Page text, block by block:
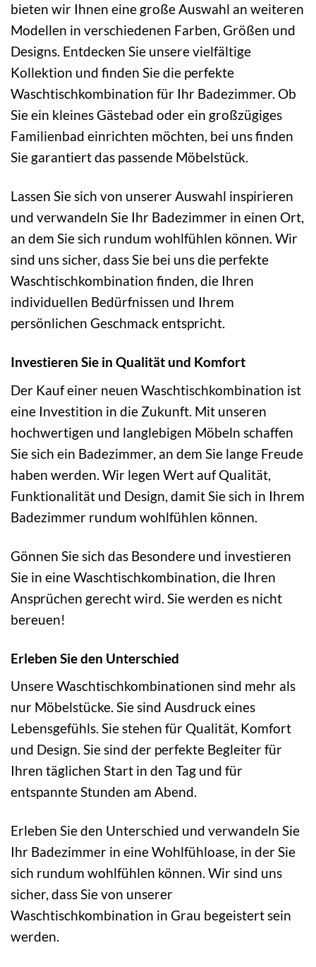
bieten wir Ihnen eine große Auswahl an weiteren
Modellen in verschiedenen Farben, Größen und
Designs. Entdecken Sie unsere vielfältige
Kollektion und finden Sie die perfekte
Waschtischkombination für Ihr Badezimmer. Ob
Sie ein kleines Gästebad oder ein großzügiges
Familienbad einrichten möchten, bei uns finden
Sie garantiert das passende Möbelstück.
Lassen Sie sich von unserer Auswahl inspirieren
und verwandeln Sie Ihr Badezimmer in einen Ort,
an dem Sie sich rundum wohlfühlen können. Wir
sind uns sicher, dass Sie bei uns die perfekte
Waschtischkombination finden, die Ihren
individuellen Bedürfnissen und Ihrem
persönlichen Geschmack entspricht.
Investieren Sie in Qualität und Komfort
Der Kauf einer neuen Waschtischkombination ist
eine Investition in die Zukunft. Mit unseren
hochwertigen und langlebigen Möbeln schaffen
Sie sich ein Badezimmer, an dem Sie lange Freude
haben werden. Wir legen Wert auf Qualität,
Funktionalität und Design, damit Sie sich in Ihrem
Badezimmer rundum wohlfühlen können.
Gönnen Sie sich das Besondere und investieren
Sie in eine Waschtischkombination, die Ihren
Ansprüchen gerecht wird. Sie werden es nicht
bereuen!
Erleben Sie den Unterschied
Unsere Waschtischkombinationen sind mehr als
nur Möbelstücke. Sie sind Ausdruck eines
Lebensgefühls. Sie stehen für Qualität, Komfort
und Design. Sie sind der perfekte Begleiter für
Ihren täglichen Start in den Tag und für
entspannte Stunden am Abend.
Erleben Sie den Unterschied und verwandeln Sie
Ihr Badezimmer in eine Wohlfühloase, in der Sie
sich rundum wohlfühlen können. Wir sind uns
sicher, dass Sie von unserer
Waschtischkombination in Grau begeistert sein
werden.